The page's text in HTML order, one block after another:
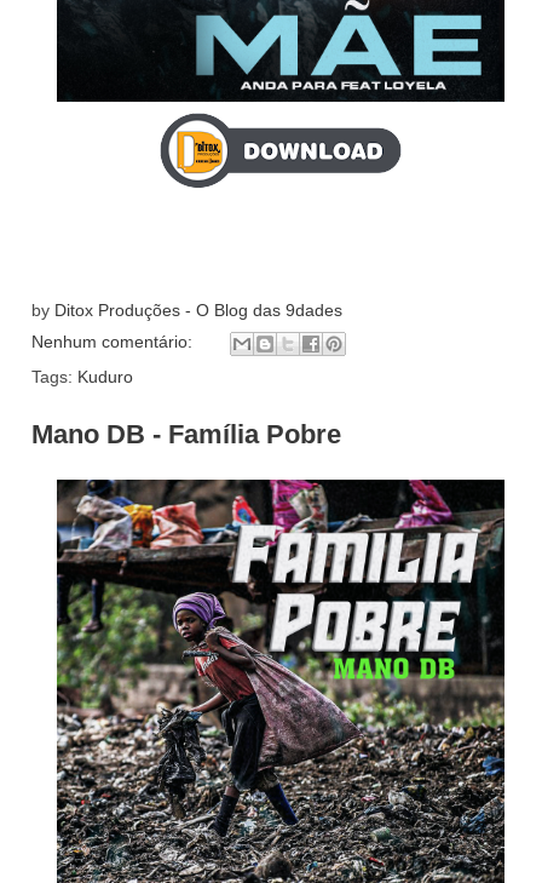
by Ditox Produções - O Blog das 9dades
Nenhum comentário:
Tags: Kuduro
Mano DB - Família Pobre